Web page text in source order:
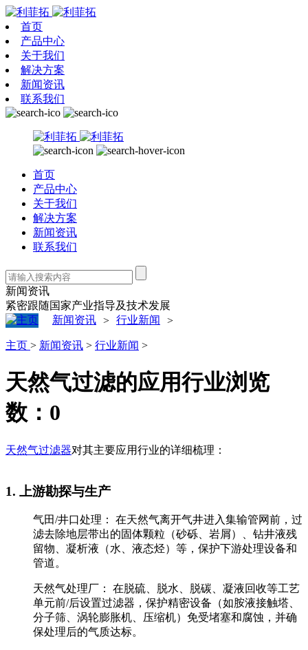
首页
产品中心
关于我们
解决方案
新闻资讯
联系我们
首页
产品中心
关于我们
解决方案
新闻资讯
联系我们
新闻资讯
紧密跟随国家产业指导及技术发展
新闻资讯 > 行业新闻 >
主页 > 新闻资讯 > 行业新闻 >
天然气过滤的应用行业浏览
数： 0
天然气过滤器对其主要应用行业的详细梳理：
‌1. 上游勘探与生产‌
‌气田/井口处理：‌ 在天然气离开气井进入集输管网前，过
滤去除地层带出的固体颗粒（砂砾、岩屑）、钻井液残
留物、凝析液（水、液态烃）等，保护下游处理设备和
管道。
‌天然气处理厂：‌ 在脱硫、脱水、脱碳、凝液回收等工艺
单元‌前/后‌设置过滤器，保护精密设备（如胺液接触塔、
分子筛、涡轮膨胀机、压缩机）免受堵塞和腐蚀，并确
保处理后的气质达标。